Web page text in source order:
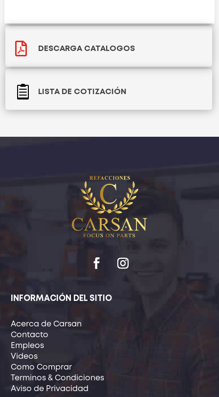
 DESCARGA CATALOGOS
 LISTA DE COTIZACIÓN
INFORMACIÓN DEL SITIO
Acerca de Carsan
Contacto
Empleos
Videos
Como Comprar
Terminos & Condiciones
Aviso de Privacidad